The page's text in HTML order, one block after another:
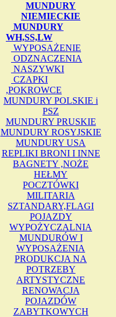
MUNDURY
NIEMIECKIE
MUNDURY
WH,SS,LW
WYPOSAŻENIE
ODZNACZENIA
NASZYWKI
CZAPKI
,POKROWCE
MUNDURY POLSKIE i
PSZ
MUNDURY PRUSKIE
MUNDURY ROSYJSKIE
MUNDURY USA
REPLIKI BRONI I INNE
BAGNETY ,NOŻE
HEŁMY
POCZTÓWKI
MILITARIA
SZTANDARY,FLAGI
POJAZDY
WYPOŻYCZALNIA
MUNDURÓW I
WYPOSAŻENIA
PRODUKCJA NA
POTRZEBY
ARTYSTYCZNE
RENOWACJA
POJAZDÓW
ZABYTKOWYCH